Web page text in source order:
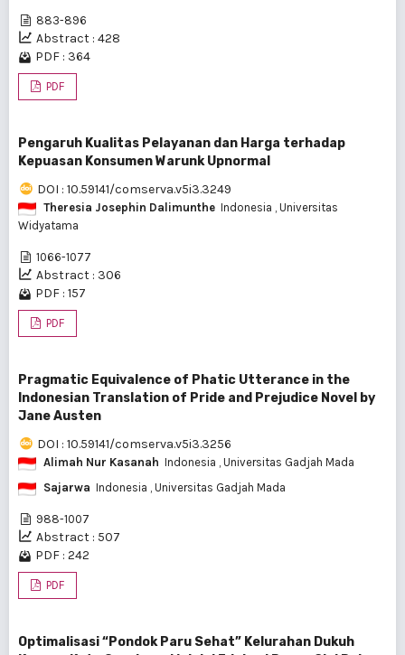
883-896
Abstract : 428
PDF : 364
PDF
Pengaruh Kualitas Pelayanan dan Harga terhadap
Kepuasan Konsumen Warunk Upnormal
DOI : 10.59141/comserva.v5i3.3249
Theresia Josephin Dalimunthe Indonesia , Universitas
Widyatama
1066-1077
Abstract : 306
PDF : 157
PDF
Pragmatic Equivalence of Phatic Utterance in the
Indonesian Translation of Pride and Prejudice Novel by
Jane Austen
DOI : 10.59141/comserva.v5i3.3256
Alimah Nur Kasanah Indonesia , Universitas Gadjah Mada
Sajarwa Indonesia , Universitas Gadjah Mada
988-1007
Abstract : 507
PDF : 242
PDF
Optimalisasi “Pondok Paru Sehat” Kelurahan Dukuh